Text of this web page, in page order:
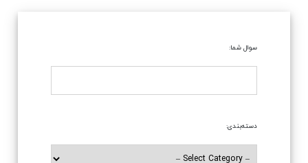
سوال شما:
دسته‌بندی: